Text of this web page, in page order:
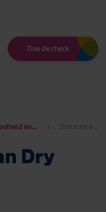
Doe de check
Gezondheid en alcohol Gezond of niet? Doe mee aan Dry January
Dry